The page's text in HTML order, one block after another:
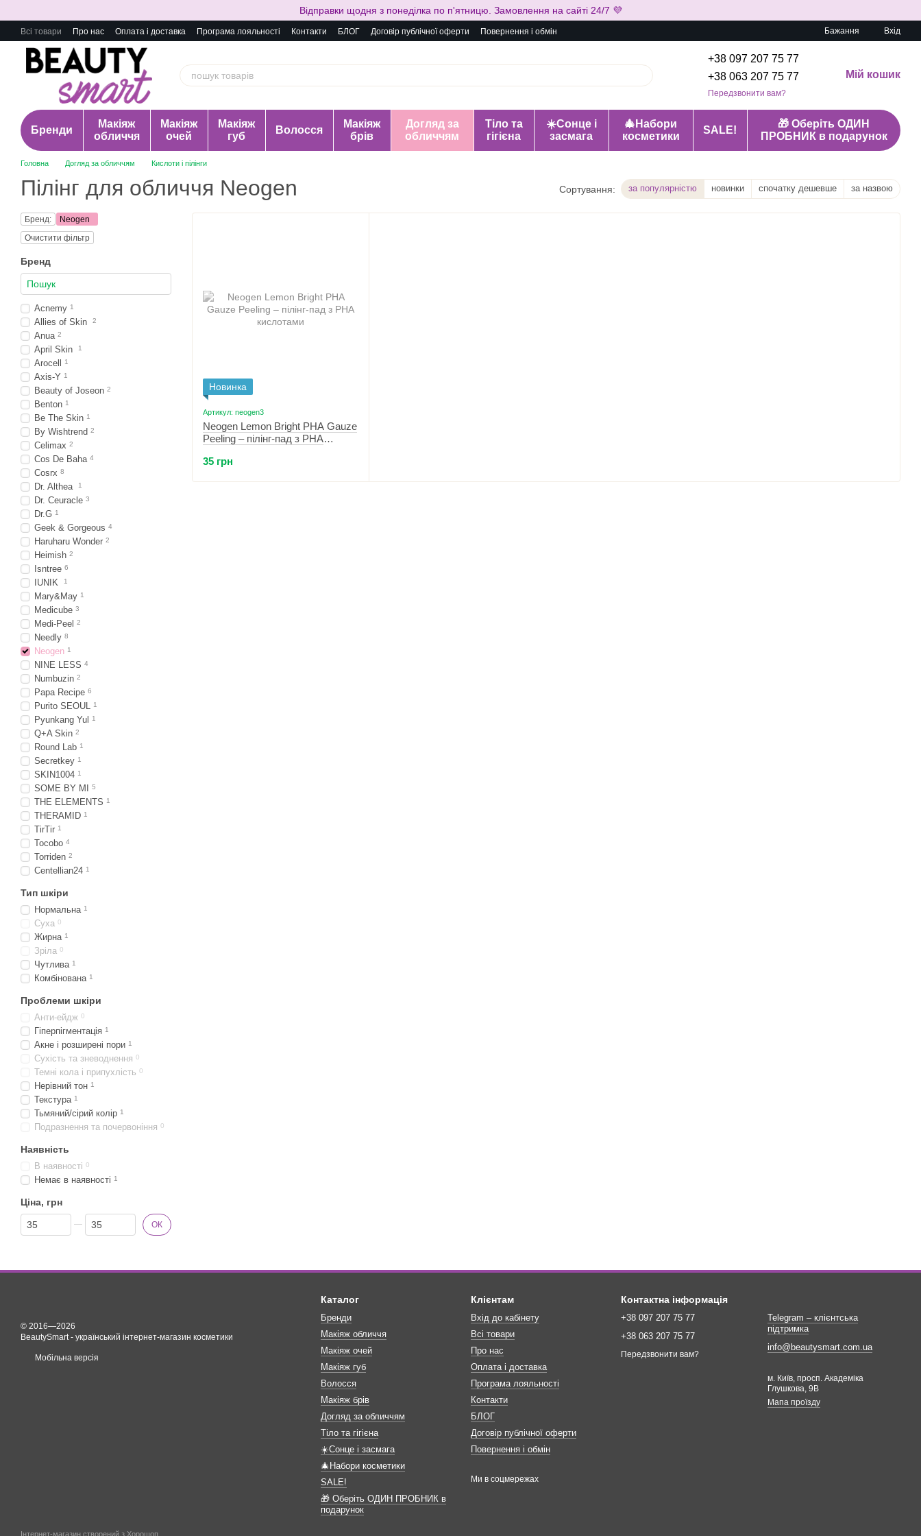
Відправки щодня з понеділка по п'ятницю. Замовлення на сайті 24/7 💜
Всі товари Про нас Оплата і доставка Програма лояльності Контакти БЛОГ Договір публічної оферти Повернення і обмін Бажання Вхід
+38 097 207 75 77
+38 063 207 75 77
Передзвонити вам?
Мій кошик
Бренди
Макіяж
обличчя
Макіяж
очей
Макіяж
губ
Волосся
Макіяж
брів
Догляд за
обличчям
Тіло та
гігієна
☀️Сонце і
засмага
🎄Набори
косметики
SALE!
🎁 Оберіть ОДИН
ПРОБНИК в подарунок
Головна Догляд за обличчям Кислоти і пілінги
Пілінг для обличчя Neogen Сортування: за популярністю новинки спочатку дешевше за назвою
Новинка
Артикул: neogen3
Neogen Lemon Bright PHA Gauze
Peeling – пілінг-пад з PHA
35 грн
Бренд:
Neogen
Очистити фільтр
Бренд
Acnemy 1
Allies of Skin 2
Anua 2
April Skin 1
Arocell 1
Axis-Y 1
Beauty of Joseon 2
Benton 1
Be The Skin 1
By Wishtrend 2
Celimax 2
Cos De Baha 4
Cosrx 8
Dr. Althea 1
Dr. Ceuracle 3
Dr.G 1
Geek & Gorgeous 4
Haruharu Wonder 2
Heimish 2
Isntree 6
IUNIK 1
Mary&May 1
Medicube 3
Medi-Peel 2
Needly 8
Neogen 1
NINE LESS 4
Numbuzin 2
Papa Recipe 6
Purito SEOUL 1
Pyunkang Yul 1
Q+A Skin 2
Round Lab 1
Secretkey 1
SKIN1004 1
SOME BY MI 5
THE ELEMENTS 1
THERAMID 1
TirTir 1
Tocobo 4
Torriden 2
Centellian24 1
Тип шкіри
Нормальна 1
Суха 0
Жирна 1
Зріла 0
Чутлива 1
Комбінована 1
Проблеми шкіри
Анти-ейдж 0
Гіперпігментація 1
Акне і розширені пори 1
Сухість та зневоднення 0
Темні кола і припухлість 0
Нерівний тон 1
Текстура 1
Тьмяний/сірий колір 1
Подразнення та почервоніння 0
Наявність
В наявності 0
Немає в наявності 1
Ціна, грн
Від Ціна, грн
До Ціна, грн ОК
© 2016—2026
BeautySmart - український інтернет-магазин косметики
Мобільна версія
Інтернет-магазин створений з Хорошоп
Каталог
Бренди
Макіяж обличчя
Макіяж очей
Макіяж губ
Волосся
Макіяж брів
Догляд за обличчям
Тіло та гігієна
☀️Сонце і засмага
🎄Набори косметики
SALE!
🎁 Оберіть ОДИН ПРОБНИК в
подарунок
Клієнтам
Вхід до кабінету
Всі товари
Про нас
Оплата і доставка
Програма лояльності
Контакти
БЛОГ
Договір публічної оферти
Повернення і обмін
Ми в соцмережах
Контактна інформація
+38 097 207 75 77
+38 063 207 75 77
Передзвонити вам?
Telegram – клієнтська
підтримка
info@beautysmart.com.ua
м. Київ, просп. Академіка
Глушкова, 9В
Мапа проїзду